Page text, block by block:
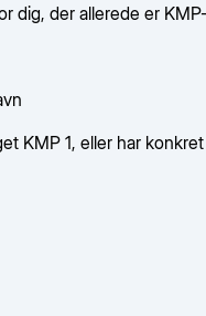
dig, der allerede er
KMP 1, eller har